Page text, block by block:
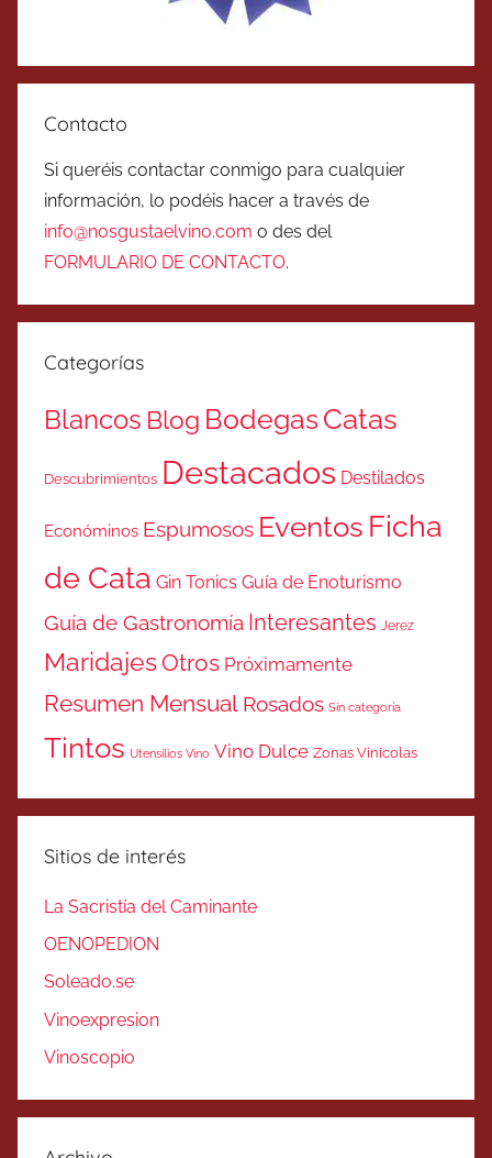
Contacto
Si queréis contactar conmigo para cualquier
información, lo podéis hacer a través de
info@nosgustaelvino.com o des del
FORMULARIO DE CONTACTO.
Categorías
Blancos Blog BodegasCatas
Descubrimientos Destacados Destilados
Económinos Espumosos Eventos Ficha
de Cata Gin Tonics Guía de Enoturismo
Guía de Gastronomía Interesantes Jerez
MaridajesOtros Próximamente
Resumen Mensual Rosados Sin categoría
Tintos Utensilios Vino Vino Dulce Zonas Vinicolas
Sitios de interés
La Sacristía del Caminante
OENOPEDION
Soleado.se
Vinoexpresion
Vinoscopio